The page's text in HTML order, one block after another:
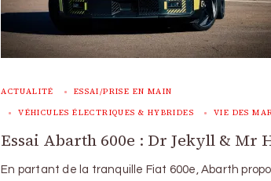
ACTUALITÉ ESSAI/PRISE EN MAIN
VÉHICULES ÉLECTRIQUES & HYBRIDES VIE DES
Essai Abarth 600e : Dr Jekyll & Mr
En partant de la tranquille Fiat 600e, Abarth